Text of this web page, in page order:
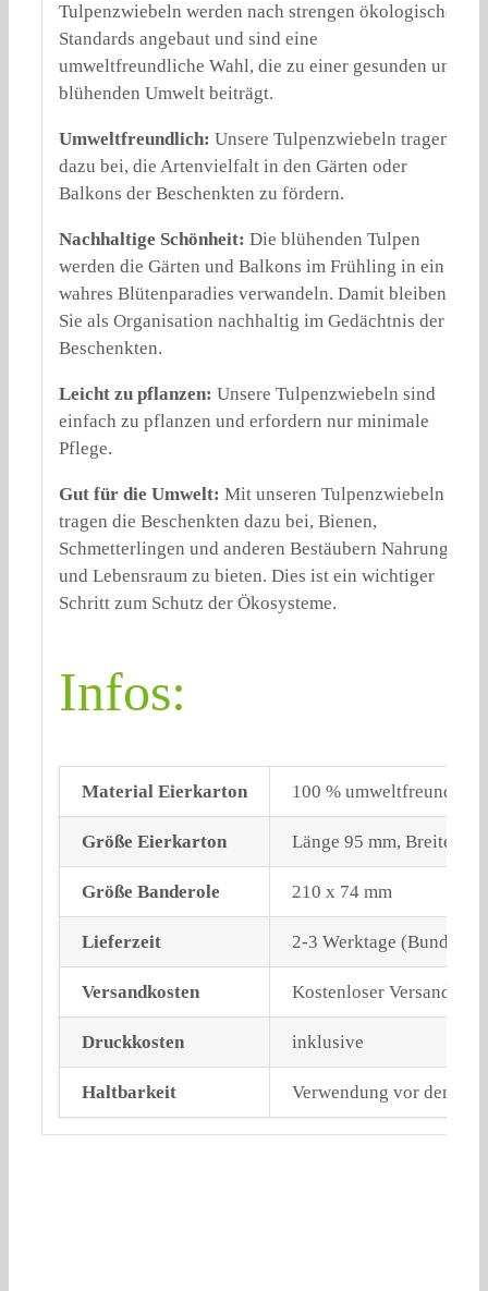
Tulpenzwiebeln werden nach strengen ökologischen
Standards angebaut und sind eine
umweltfreundliche Wahl, die zu einer gesunden und
blühenden Umwelt beiträgt.
Umweltfreundlich: Unsere Tulpenzwiebeln tragen
dazu bei, die Artenvielfalt in den Gärten oder
Balkons der Beschenkten zu fördern.
Nachhaltige Schönheit: Die blühenden Tulpen
werden die Gärten und Balkons im Frühling in ein
wahres Blütenparadies verwandeln. Damit bleiben
Sie als Organisation nachhaltig im Gedächtnis der
Beschenkten.
Leicht zu pflanzen: Unsere Tulpenzwiebeln sind
einfach zu pflanzen und erfordern nur minimale
Pflege.
Gut für die Umwelt: Mit unseren Tulpenzwiebeln
tragen die Beschenkten dazu bei, Bienen,
Schmetterlingen und anderen Bestäubern Nahrung
und Lebensraum zu bieten. Dies ist ein wichtiger
Schritt zum Schutz der Ökosysteme.
Infos:
Material Eierkarton 100 %
Größe Eierkarton Länge 95 mm, Breite 63
Größe Banderole 210 x 74 mm
Lieferzeit 2-3 Werktage
Versandkosten Kostenloser Versand
Druckkosten inklusive
Haltbarkeit Verwendung vor dem